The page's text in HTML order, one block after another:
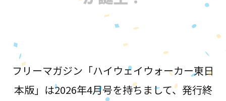
フリーマガジン「ハイウェイウォーカー東日
本版」は2026年4月号を持ちまして、発行終